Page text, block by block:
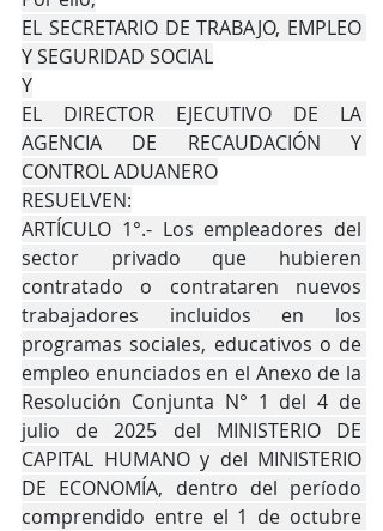
EL SECRETARIO DE TRABAJO, EMPLEO
Y SEGURIDAD SOCIAL
Y
EL DIRECTOR EJECUTIVO DE LA
AGENCIA DE RECAUDACIÓN Y
CONTROL ADUANERO
RESUELVEN:
ARTÍCULO 1°.- Los empleadores del
sector privado que hubieren
contratado o contrataren nuevos
trabajadores incluidos en los
programas sociales, educativos o de
empleo enunciados en el Anexo de la
Resolución Conjunta N° 1 del 4 de
julio de 2025 del MINISTERIO DE
CAPITAL HUMANO y del MINISTERIO
DE ECONOMÍA, dentro del período
comprendido entre el 1 de octubre